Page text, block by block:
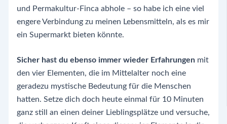
und Permakultur-Finca abhole – so habe ich eine viel
engere Verbindung zu meinen Lebensmitteln, als es mir
ein Supermarkt bieten könnte.
Sicher hast du ebenso immer wieder Erfahrungenmit
den vier Elementen, die im Mittelalter noch eine
geradezu mystische Bedeutung für die Menschen
hatten. Setze dich doch heute einmal für 10 Minuten
ganz still an einen deiner Lieblingsplätze und versuche,